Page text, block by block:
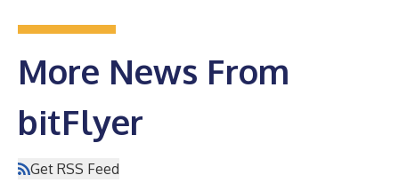
More News From
bitFlyer
Get RSS Feed